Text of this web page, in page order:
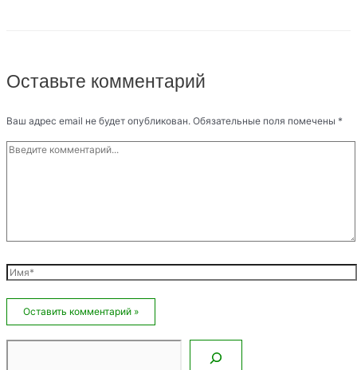
Оставьте комментарий
Ваш адрес email не будет опубликован. Обязательные поля помечены *
Введите
комментарий...
Имя*